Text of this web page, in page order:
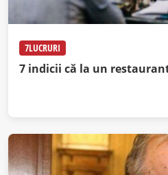
7LUCRURI
7 indicii că la un